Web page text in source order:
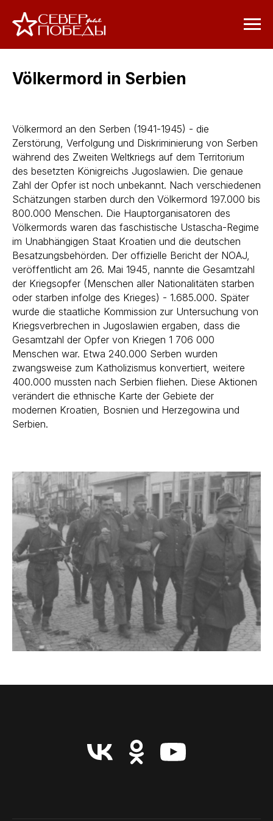
Völkermord in Serbien
Völkermord an den Serben (1941-1945) - die
Zerstörung, Verfolgung und Diskriminierung von Serben
während des Zweiten Weltkriegs auf dem Territorium
des besetzten Königreichs Jugoslawien. Die genaue
Zahl der Opfer ist noch unbekannt. Nach verschiedenen
Schätzungen starben durch den Völkermord 197.000 bis
800.000 Menschen. Die Hauptorganisatoren des
Völkermords waren das faschistische Ustascha-Regime
im Unabhängigen Staat Kroatien und die deutschen
Besatzungsbehörden. Der offizielle Bericht der NOAJ,
veröffentlicht am 26. Mai 1945, nannte die Gesamtzahl
der Kriegsopfer (Menschen aller Nationalitäten starben
oder starben infolge des Krieges) - 1.685.000. Später
wurde die staatliche Kommission zur Untersuchung von
Kriegsverbrechen in Jugoslawien ergaben, dass die
Gesamtzahl der Opfer von Kriegen 1 706 000
Menschen war. Etwa 240.000 Serben wurden
zwangsweise zum Katholizismus konvertiert, weitere
400.000 mussten nach Serbien fliehen. Diese Aktionen
verändert die ethnische Karte der Gebiete der
modernen Kroatien, Bosnien und Herzegowina und
Serbien.